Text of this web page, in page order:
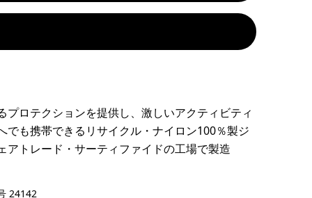
プロテクションを提供し、激しいアクティビティ
でも携帯できるリサイクル・ナイロン100％製ジ
アトレード・サーティファイドの工場で製造
24142